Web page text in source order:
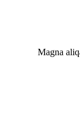
Magna